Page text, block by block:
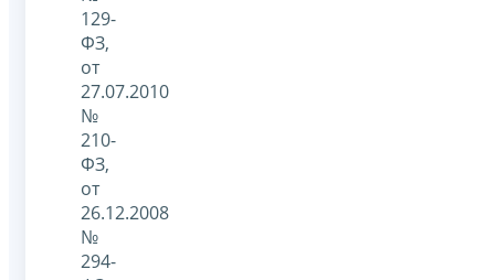
129-
ФЗ,
от
27.07.2010
№
210-
ФЗ,
от
26.12.2008
№
294-